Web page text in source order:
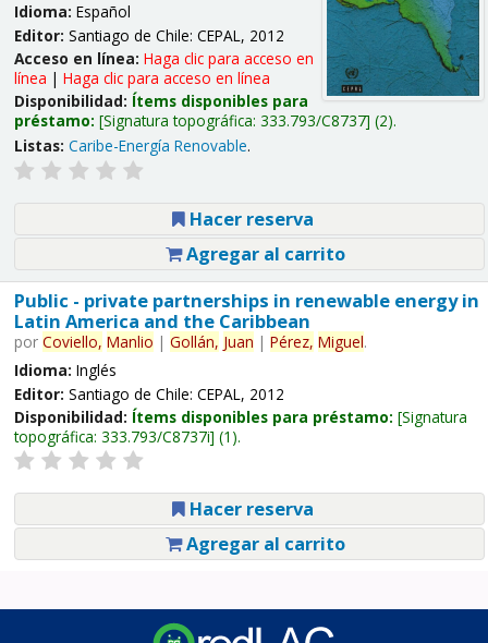
Idioma: Español
Editor: Santiago de Chile: CEPAL, 2012
Acceso en línea: Haga clic para acceso en
línea | Haga clic para acceso en línea
Disponibilidad: Ítems disponibles para
préstamo: Signatura topográfica: 333.793/C8737 (2).
Listas: Caribe-Energía Renovable.
Hacer reserva
Agregar al carrito
Public - private partnerships in renewable energy in
Latin America and the Caribbean
por Coviello, Manlio | Gollán, Juan | Pérez, Miguel.
Idioma: Inglés
Editor: Santiago de Chile: CEPAL, 2012
Disponibilidad: Ítems disponibles para préstamo: Signatura
topográfica: 333.793/C8737i (1).
Hacer reserva
Agregar al carrito